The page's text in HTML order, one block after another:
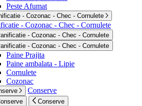
Peste Afumat
- Cozonac - Chec - Cornulete
- Cozonac - Chec - Cornulete
- Cozonac - Chec - Cornulete
- Cozonac - Chec - Cornulete
Paine Prajita
Paine ambalata - Lipie
Cornulete
Cozonac
Conserve
Conserve